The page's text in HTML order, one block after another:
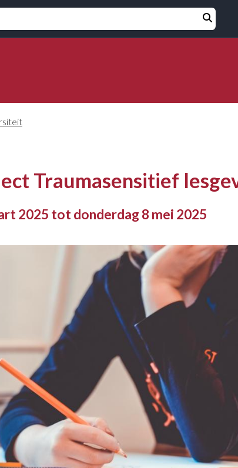
zoeken
Traumasensitief
2025 tot donderdag 8 mei 2025